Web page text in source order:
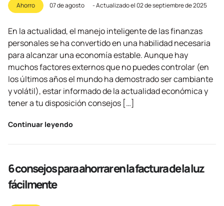
Ahorro 07 de agosto - Actualizado el02 de septiembre de 2025
En la actualidad, el manejo inteligente de las finanzas
personales se ha convertido en una habilidad necesaria
para alcanzar una economía estable. Aunque hay
muchos factores externos que no puedes controlar (en
los últimos años el mundo ha demostrado ser cambiante
y volátil), estar informado de la actualidad económica y
tener a tu disposición consejos […]
Continuar leyendo
6 consejos para ahorrar en la factura de la luz
fácilmente